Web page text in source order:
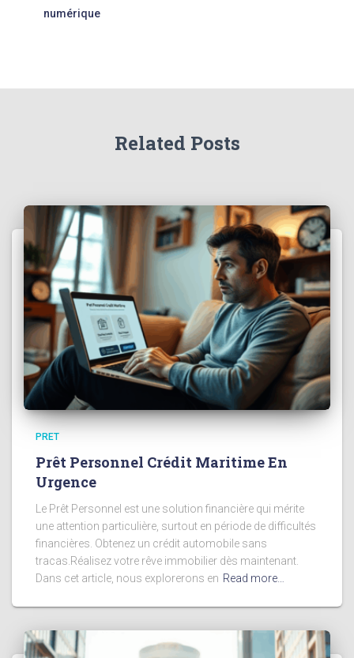
numérique
Related Posts
PRET
Prêt Personnel Crédit Maritime En
Urgence
Le Prêt Personnel est une solution financière qui mérite
une attention particulière, surtout en période de difficultés
financières. Obtenez un crédit automobile sans
tracas.Réalisez votre rêve immobilier dès maintenant.
Dans cet article, nous explorerons en Read more…